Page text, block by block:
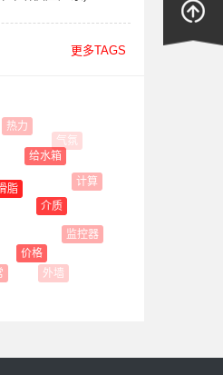
更多TAGS
价格
介质
给水箱
热力
外墙
监控器
计算
气氛